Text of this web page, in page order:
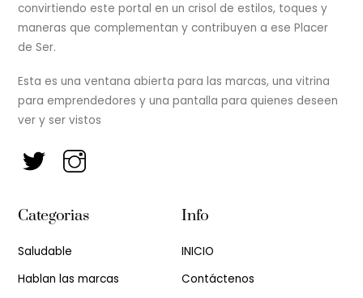
convirtiendo este portal en un crisol de estilos, toques y
maneras que complementan y contribuyen a ese Placer
de Ser.
Esta es una ventana abierta para las marcas, una vitrina
para emprendedores y una pantalla para quienes deseen
ver y ser vistos
Categorias
Saludable
Hablan las marcas
Info
INICIO
Contáctenos